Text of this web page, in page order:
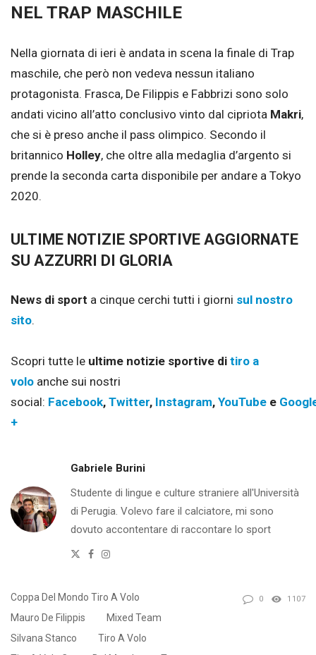
NEL TRAP MASCHILE
Nella giornata di ieri è andata in scena la finale di Trap
maschile, che però non vedeva nessun italiano
protagonista. Frasca, De Filippis e Fabbrizi sono solo
andati vicino all’atto conclusivo vinto dal cipriota Makri,
che si è preso anche il pass olimpico. Secondo il
britannico Holley, che oltre alla medaglia d’argento si
prende la seconda carta disponibile per andare a Tokyo
2020.
ULTIME NOTIZIE SPORTIVE AGGIORNATE
SU AZZURRI DI GLORIA
News di sport a cinque cerchi tutti i giorni sul nostro
sito.
Scopri tutte le ultime notizie sportive di tiro a
volo anche sui nostri
social: Facebook, Twitter, Instagram, YouTube e
+
Gabriele Burini
Studente di lingue e culture straniere all'Università
di Perugia. Volevo fare il calciatore, mi sono
dovuto accontentare di raccontare lo sport
Twitter
Facebook
Instagram
Coppa Del Mondo Tiro A Volo
Mauro De Filippis
Mixed Team
Silvana Stanco
Tiro A Volo
0 1107